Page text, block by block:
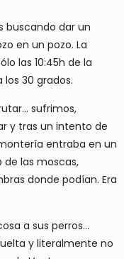
buscando dar un
en un pozo. La
las 10:45h de la
30 grados.
sufrimos,
y tras un intento de
entraba en un
de las moscas,
donde podían. Era
a sus perros…
y literalmente no